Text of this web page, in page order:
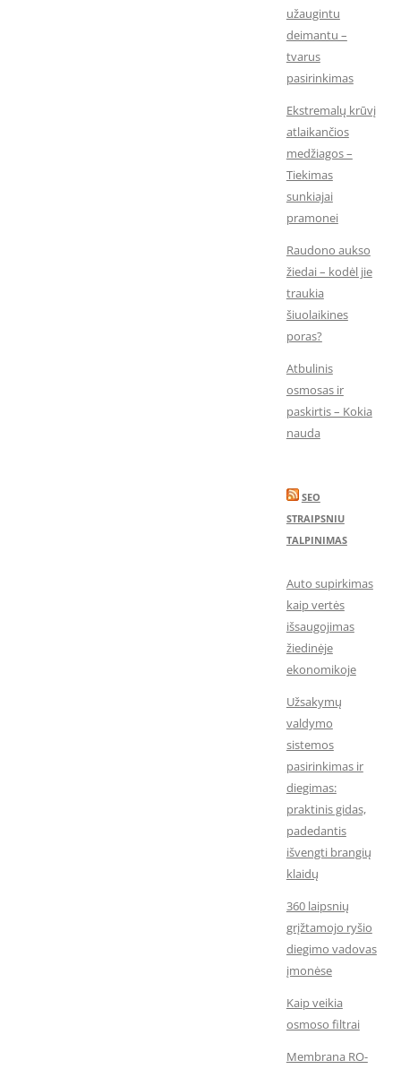
užaugintu
deimantu –
tvarus
pasirinkimas
Ekstremalų krūvį
atlaikančios
medžiagos –
Tiekimas
sunkiajai
pramonei
Raudono aukso
žiedai – kodėl jie
traukia
šiuolaikines
poras?
Atbulinis
osmosas ir
paskirtis – Kokia
nauda
SEO
STRAIPSNIU
TALPINIMAS
Auto supirkimas
kaip vertės
išsaugojimas
žiedinėje
ekonomikoje
Užsakymų
valdymo
sistemos
pasirinkimas ir
diegimas:
praktinis gidas,
padedantis
išvengti brangių
klaidų
360 laipsnių
grįžtamojo ryšio
diegimo vadovas
įmonėse
Kaip veikia
osmoso filtrai
Membrana RO-